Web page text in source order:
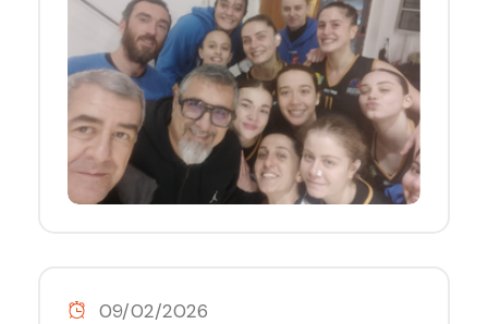
09/02/2026